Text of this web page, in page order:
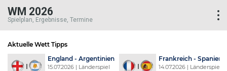
WM 2026
Spielplan, Ergebnisse, Termine
Aktuelle Wett Tipps
Argentinien - Schweiz
12.07.2026 | Länderspiel
Norwegen - England
11.07.2026 | Länderspiel